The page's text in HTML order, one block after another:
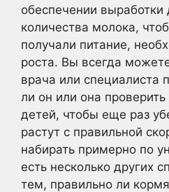
обеспечении выработки
количества молока,
получали питание,
роста. Вы всегда
врача или специалиста
ли он или она
детей, чтобы еще раз
растут с правильной
набирать примерно по
есть несколько других
тем, правильно ли